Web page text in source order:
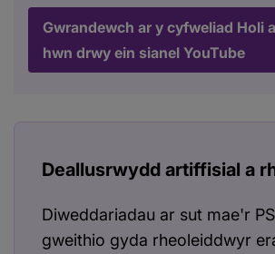
Gwrandewch ar y cyfweliad Holi
hwn drwy ein sianel YouTube
Deallusrwydd artiffisial a
Diweddariadau ar sut mae'r
gweithio gyda rheoleiddwyr